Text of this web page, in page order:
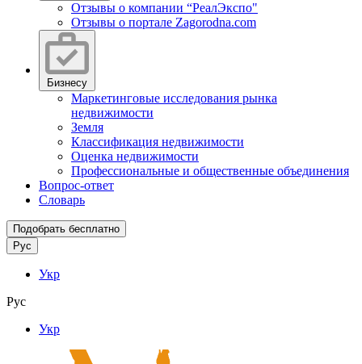
Отзывы о компании “РеалЭкспо"
Отзывы о портале Zagorodna.com
Бизнесу
Маркетинговые исследования рынка
недвижимости
Земля
Классификация недвижимости
Оценка недвижимости
Профессиональные и общественные объединения
Вопрос-ответ
Словарь
Подобрать бесплатно
Рус
Укр
Рус
Укр